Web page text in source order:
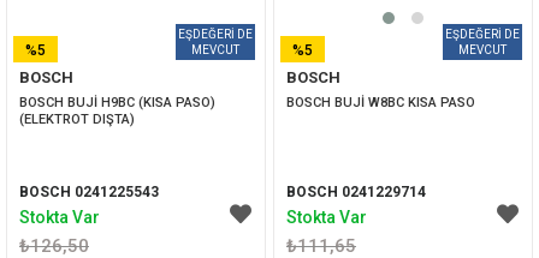
BOSCH
BOSCH BUJİ H9BC (KISA PASO)
(ELEKTROT DIŞTA)
BOSCH 0241225543
₺126,50
%5
İNDIRIM
Stokta Var
BOSCH
BOSCH BUJİ W8BC KISA PASO
BOSCH 0241229714
₺111,65
%5
İNDIRIM
Stokta Var